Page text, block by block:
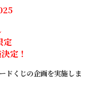
定
定！
ドくじの企画を実施しま